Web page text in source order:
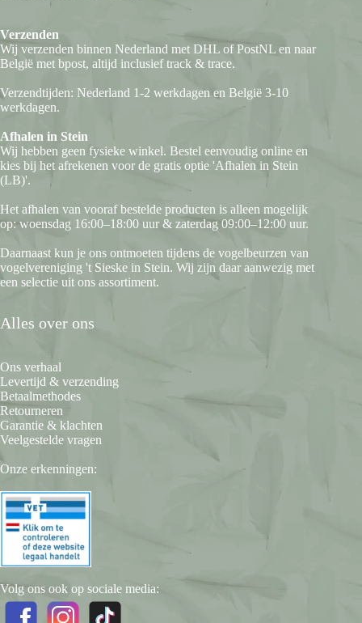
Verzenden
Wij verzenden binnen Nederland met DHL of PostNL en naar
België met bpost, altijd inclusief track & trace.
Verzendtijden: Nederland 1-2 werkdagen en België 3-10
werkdagen.
Afhalen in Stein
Wij hebben geen fysieke winkel. Bestel eenvoudig online en
kies bij het afrekenen voor de gratis optie 'Afhalen in Stein
(LB)'.
Het afhalen van vooraf bestelde producten is alleen mogelijk
op: woensdag 16:00–18:00 uur & zaterdag 09:00–12:00 uur.
Daarnaast kun je ons ontmoeten tijdens de vogelbeurzen van
vogelvereniging 't Sieske in Stein. Wij zijn daar aanwezig met
een selectie uit ons assortiment.
Alles over ons
Ons verhaal
Levertijd & verzending
Betaalmethodes
Retourneren
Garantie & klachten
Veelgestelde vragen
Onze erkenningen:
Volg ons ook op sociale media: